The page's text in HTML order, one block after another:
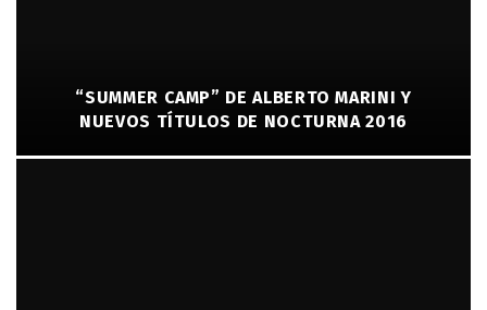
“SUMMER CAMP” DE ALBERTO MARINI Y
NUEVOS TÍTULOS DE NOCTURNA 2016